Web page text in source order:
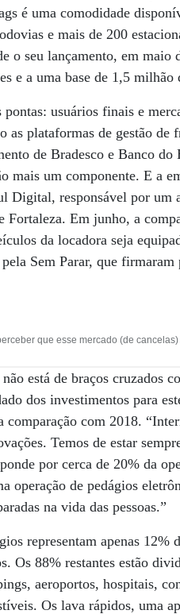
é uma comodidade
e mais de 200
o seu lançamento, em maio
e a uma base de 1,5 milhão
usuários finais e
plataformas de gestão de
de Bradesco e Banco
mais um componente. E a
Digital, responsável por um
Em junho, a
da locadora seja
Sem Parar, que
que esse mercado (de
está de braços cruzados
dos investimentos para
com 2018.
Temos de estar
por cerca de 20% da
operação de pedágios
na vida das pessoas.”
representam apenas 12%
Os 88% restantes estão
aeroportos, hospitais,
Os lava rápidos, uma